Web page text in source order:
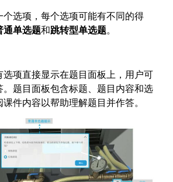
选项，每个选项可能有不同的得
通单选题和跳转型单选题。
项直接显示在题目面板上，用户可
题目面板包含标题、题目内容和选
件内容以帮助理解题目并作答。